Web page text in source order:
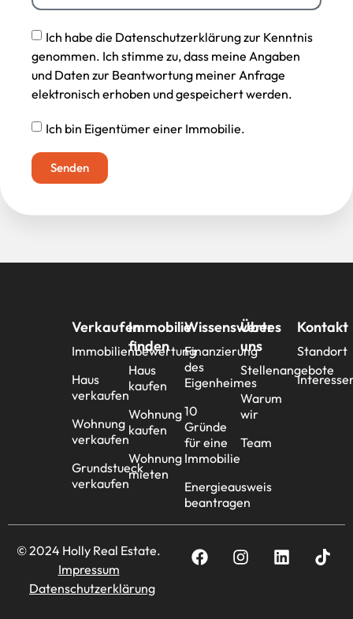
Ich habe die Datenschutzerklärung zur Kenntnis
genommen. Ich stimme zu, dass meine Angaben
und Daten zur Beantwortung meiner Anfrage
elektronisch erhoben und gespeichert werden.
Ich bin Eigentümer einer Immobilie.
Senden
Verkaufen
Immobilienbewertung
Haus
verkaufen
Wohnung
verkaufen
Grundstueck
verkaufen
Immobilie
finden
Haus
kaufen
Wohnung
kaufen
Wohnung
mieten
Wissenswertes
Finanzierung
des
Eigenheimes
10
Gründe
für eine
Immobilie
Energieausweis
beantragen
Über
uns
Stellenangebote
Warum
wir
Team
Kontakt
Standort
© 2024 Holly Real Estate.
Impressum
Datenschutzerklärung